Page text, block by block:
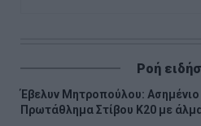
Ροή
Έβελυν Μητροπούλου:
Πρωτάθλημα Στίβου Κ20 με